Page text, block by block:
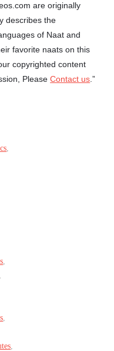
are originally
describes the
of Naat and
favorite naats on this
copyrighted content
PleaseContact us .”
,
,
,
,
,